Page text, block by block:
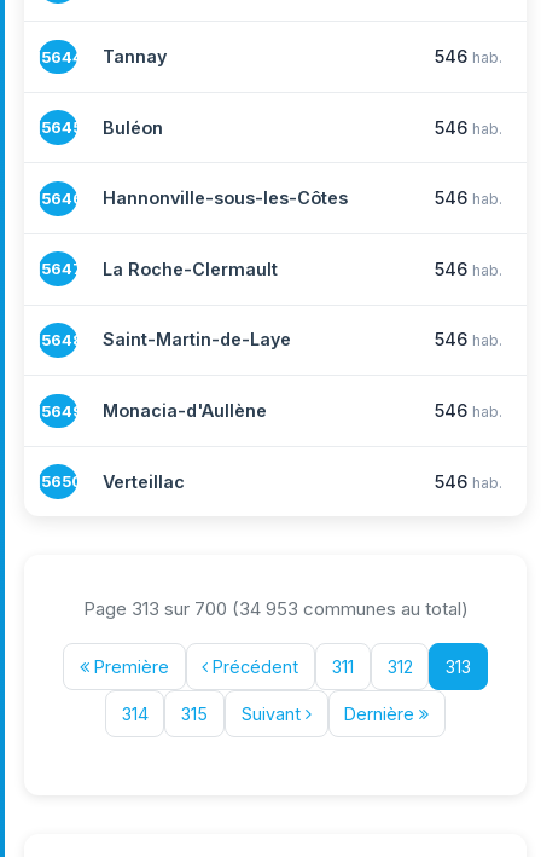
15644 Tannay 546 hab.
15645 Buléon 546 hab.
15646 Hannonville-sous-les-Côtes 546 hab.
15647 La Roche-Clermault 546 hab.
15648 Saint-Martin-de-Laye 546 hab.
15649 Monacia-d'Aullène 546 hab.
15650 Verteillac 546 hab.
Page 313 sur 700 (34 953 communes au total)
Première Précédent 311 312 313
314 315 Suivant Dernière